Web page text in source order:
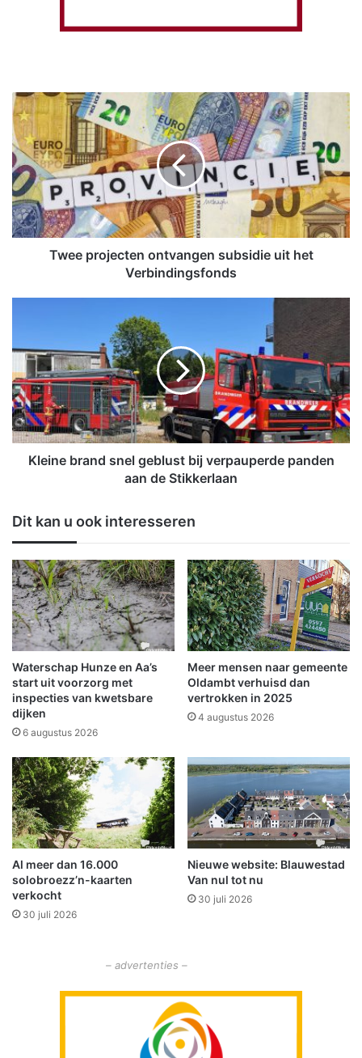
T
w
e
e
p
r
o
j
e
t
v
a
n
g
e
s
i
d
i
e
u
i
t
h
e
t
V
e
b
i
n
d
i
n
g
s
f
o
Twee projecten ontvangen subsidie uit het
Verbindingsfonds
i
n
e
b
r
a
e
l
g
e
b
l
u
s
t
b
i
j
v
r
p
a
u
p
e
r
d
e
p
Kleine brand snel geblust bij verpauperde panden
aan de Stikkerlaan
Dit kan u ook interesseren
Waterschap Hunze en Aa’s
start uit voorzorg met
inspecties van kwetsbare
dijken
6 augustus 2026
Meer mensen naar gemeente
Oldambt verhuisd dan
vertrokken in 2025
4 augustus 2026
Al meer dan 16.000
solobroezz’n-kaarten
verkocht
30 juli 2026
Nieuwe website: Blauwestad
Van nul tot nu
30 juli 2026
– advertenties –